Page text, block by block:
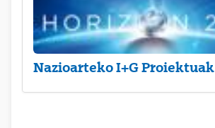
Nazioarteko I+G Proiektuak